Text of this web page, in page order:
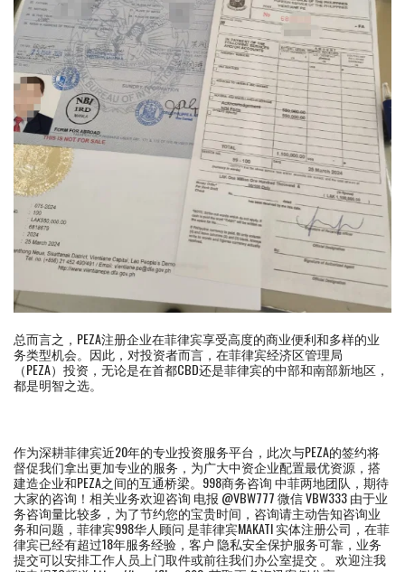
总而言之，PEZA注册企业在菲律宾享受高度的商业便利和多样的业
务类型机会。因此，对投资者而言，在菲律宾经济区管理局
（PEZA）投资，无论是在首都CBD还是菲律宾的中部和南部新地区，
都是明智之选。
作为深耕菲律宾近20年的专业投资服务平台，此次与PEZA的签约将
督促我们拿出更加专业的服务，为广大中资企业配置最优资源，搭
建造企业和PEZA之间的互通桥梁。998商务咨询 中菲两地团队，期待
大家的咨询！相关业务欢迎咨询 电报 @VBW777 微信 VBW333 由于业
务咨询量比较多，为了节约您的宝贵时间，咨询请主动告知咨询业
务和问题，菲律宾998华人顾问 是菲律宾MAKATI 实体注册公司，在菲
律宾已经有超过18年服务经验，客户 隐私安全保护服务可靠，业务
提交可以安排工作人员上门取件或前往我们办公室提交 。 欢迎注我